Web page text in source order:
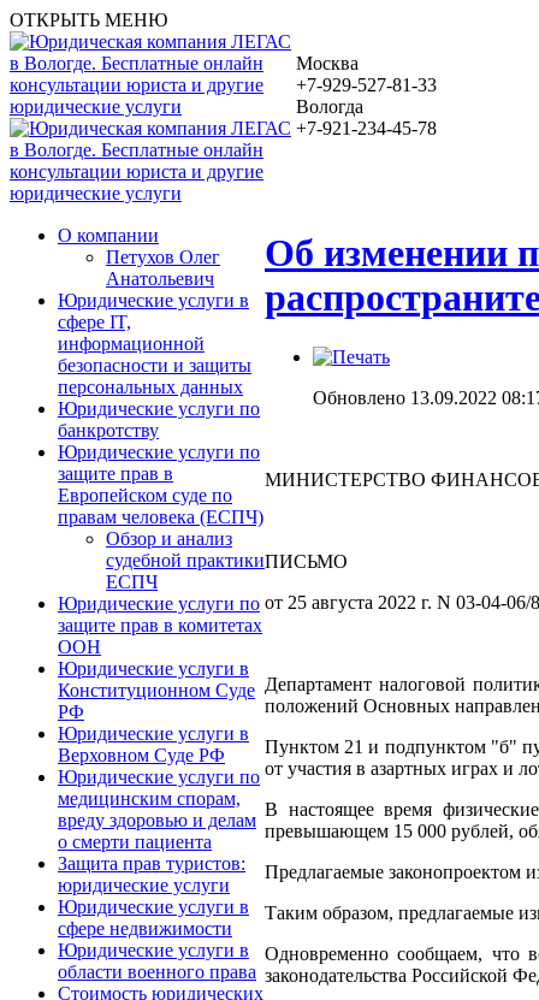
ОТКРЫТЬ МЕНЮ
Москва
+7-929-527-81-33
Вологда
+7-921-234-45-78
О компании
Петухов Олег
Анатольевич
Юридические услуги в
сфере IT,
информационной
безопасности и защиты
персональных данных
Юридические услуги по
банкротству
Юридические услуги по
защите прав в
Европейском суде по
правам человека (ЕСПЧ)
Обзор и анализ
судебной практики
ЕСПЧ
Юридические услуги по
защите прав в комитетах
ООН
Юридические услуги в
Конституционном Суде
РФ
Юридические услуги в
Верховном Суде РФ
Юридические услуги по
медицинским спорам,
вреду здоровью и делам
о смерти пациента
Защита прав туристов:
юридические услуги
Юридические услуги в
сфере недвижимости
Юридические услуги в
области военного права
Стоимость юридических
Об изменении
Обновлено 13.09.2022
МИНИСТЕРСТВО
ПИСЬМО
от 25 августа 2022 г. N 03-04-06/
Департамент налоговой
положений Основных
Пунктом 21 и подпунктом "б"
от участия в азартных играх и
В настоящее время
превышающем 15 000 рублей,
Предлагаемые законопроектом
Таким образом, предлагаемые
Одновременно сообщаем, что
законодательства Российской